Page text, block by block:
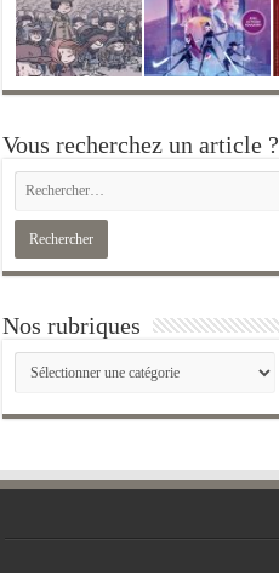
Vous recherchez un article ?
Nos rubriques
Nos
rubriques